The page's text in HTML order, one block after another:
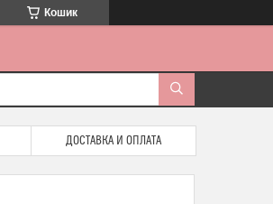
Кошик
ДОСТАВКА И ОПЛАТА